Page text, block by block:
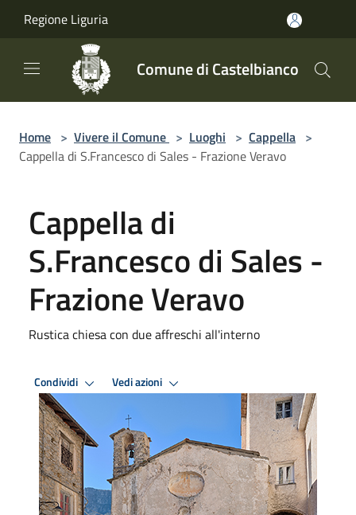
Regione Liguria
Comune di Castelbianco
Home > Vivere il Comune > Luoghi > Cappella >
Cappella di S.Francesco di Sales - Frazione Veravo
Cappella di
S.Francesco di Sales -
Frazione Veravo
Rustica chiesa con due affreschi all'interno
Condividi Vedi azioni